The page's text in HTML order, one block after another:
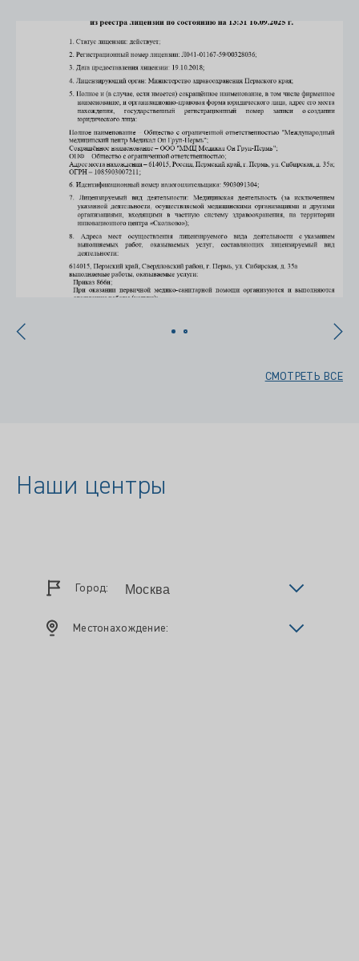
СМОТРЕТЬ ВСЕ
Наши центры
Город:
Местонахождение: